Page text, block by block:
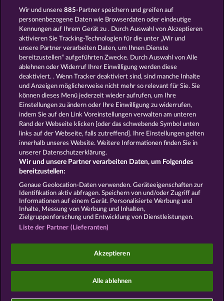
SIMPLY THE BEST ROYAL SEVEN
GOLDEN EI OF
MOORHUHN
FOREVER
DIAMONDS
Alle Spiele zeigen
AGB Datenschutz
Unternehmensseite
Widerruf einreichen
Social Casino Spiele dienen der reinen Unterhaltung
Erfolge bei Glücksspielen mit Geldeinsatz.
©2026 Whow Games GmbH
Wir und unsere885-Partner speichern und greifen auf
personenbezogene Daten wie Browserdaten oder eindeutige
Kennungen auf Ihrem Gerät zu . Durch Auswahl von Akzeptieren
aktivieren Sie Tracking-Technologien für die unter „Wir und
unsere Partner verarbeiten Daten, um Ihnen Dienste
bereitzustellen“ aufgeführten Zwecke. Durch Auswahl von Alle
ablehnen oder Widerruf Ihrer Einwilligung werden diese
deaktiviert. . Wenn Tracker deaktiviert sind, sind manche Inhalte
und Anzeigen möglicherweise nicht mehr so ​​relevant für Sie. Sie
können dieses Menü jederzeit wieder aufrufen, um Ihre
Einstellungen zu ändern oder Ihre Einwilligung zu widerrufen,
indem Sie auf den Link Voreinstellungen verwalten am unteren
Rand der Webseite klicken [oder das schwebende Symbol unten
links auf der Webseite, falls zutreffend]. Ihre Einstellungen gelten
innerhalb unseres Website. Weitere Informationen finden Sie in
unserer Datenschutzerklärung.
Wir und unsere Partner verarbeiten Daten, um Folgendes
bereitzustellen:
Genaue Geolocation-Daten verwenden. Geräteeigenschaften zur
Identifikation aktiv abfragen. Speichern von und/oder Zugriff auf
Informationen auf einem Gerät. Personalisierte Werbung und
Inhalte, Messung von Werbung und Inhalten,
Zielgruppenforschung und Entwicklung von Dienstleistungen.
Liste der Partner (Lieferanten)
Akzeptieren
Alle ablehnen